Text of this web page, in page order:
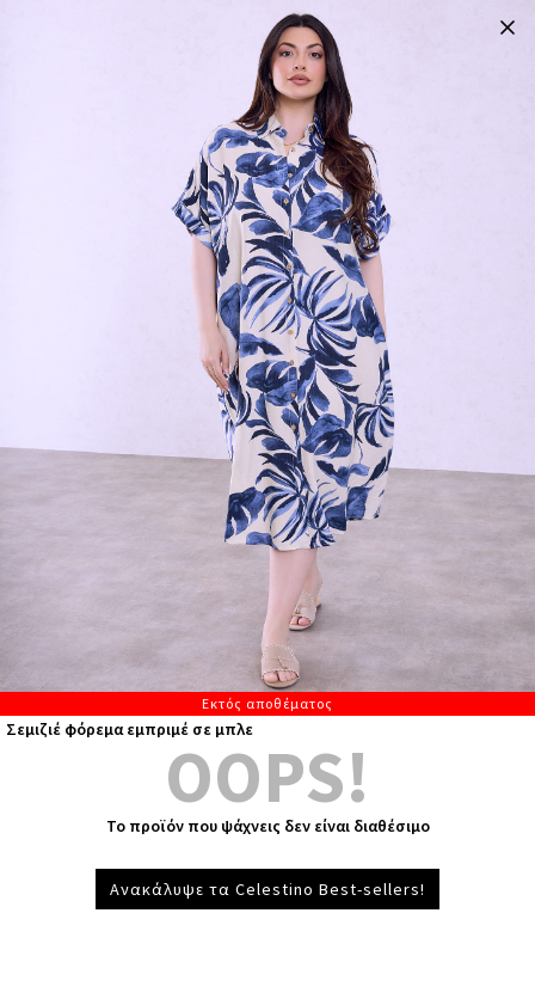
Εκτός αποθέματος
Σεμιζιέ φόρεμα εμπριμέ σε μπλε
OOPS!
Το προϊόν που ψάχνεις δεν είναι διαθέσιμο
Ανακάλυψε τα Celestino Best-sellers!